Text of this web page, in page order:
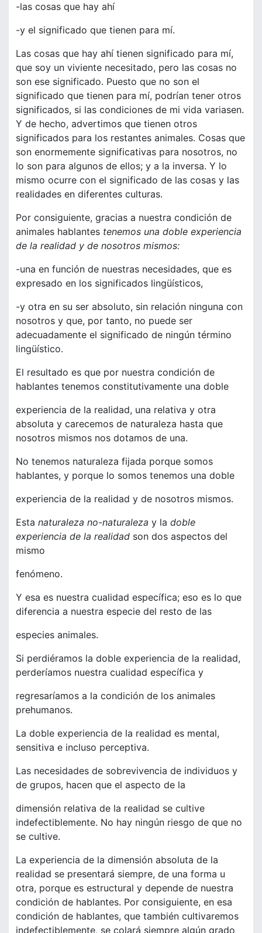
-las cosas que hay ahí
-y el significado que tienen para mí.
Las cosas que hay ahí tienen significado para mí,
que soy un viviente necesitado, pero las cosas no
son ese significado. Puesto que no son el
significado que tienen para mí, podrían tener otros
significados, si las condiciones de mi vida variasen.
Y de hecho, advertimos que tienen otros
significados para los restantes animales. Cosas que
son enormemente significativas para nosotros, no
lo son para algunos de ellos; y a la inversa. Y lo
mismo ocurre con el significado de las cosas y las
realidades en diferentes culturas.
Por consiguiente, gracias a nuestra condición de
animales hablantes tenemos una doble experiencia
de la realidad y de nosotros mismos:
-una en función de nuestras necesidades, que es
expresado en los significados lingüísticos,
-y otra en su ser absoluto, sin relación ninguna con
nosotros y que, por tanto, no puede ser
adecuadamente el significado de ningún término
lingüístico.
El resultado es que por nuestra condición de
hablantes tenemos constitutivamente una doble
experiencia de la realidad, una relativa y otra
absoluta y carecemos de naturaleza hasta que
nosotros mismos nos dotamos de una.
No tenemos naturaleza fijada porque somos
hablantes, y porque lo somos tenemos una doble
experiencia de la realidad y de nosotros mismos.
Esta naturaleza no-naturaleza y la doble
experiencia de la realidad son dos aspectos del
mismo
fenómeno.
Y esa es nuestra cualidad específica; eso es lo que
diferencia a nuestra especie del resto de las
especies animales.
Si perdiéramos la doble experiencia de la realidad,
perderíamos nuestra cualidad específica y
regresaríamos a la condición de los animales
prehumanos.
La doble experiencia de la realidad es mental,
sensitiva e incluso perceptiva.
Las necesidades de sobrevivencia de individuos y
de grupos, hacen que el aspecto de la
dimensión relativa de la realidad se cultive
indefectiblemente. No hay ningún riesgo de que no
se cultive.
La experiencia de la dimensión absoluta de la
realidad se presentará siempre, de una forma u
otra, porque es estructural y depende de nuestra
condición de hablantes. Por consiguiente, en esa
condición de hablantes, que también cultivaremos
indefectiblemente, se colará siempre algún grado